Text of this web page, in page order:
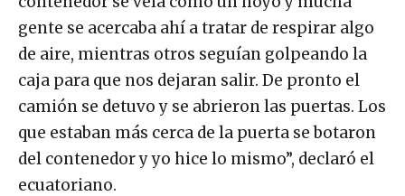
gente se acercaba ahí a tratar de respirar algo
de aire, mientras otros seguían golpeando la
caja para que nos dejaran salir. De pronto el
camión se detuvo y se abrieron las puertas. Los
que estaban más cerca de la puerta se botaron
del contenedor y yo hice lo mismo”, declaró el
ecuatoriano.